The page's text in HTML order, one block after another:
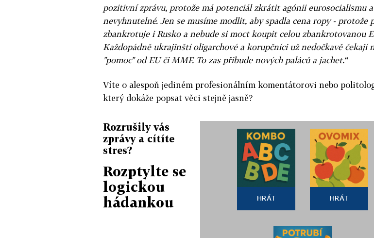
pozitivní zprávu, protože má potenciál zkrátit agónii eurosocialismu
nevyhnutelné. Jen se musíme modlit, aby spadla cena ropy - protože
zbankrotuje i Rusko a nebude si moct koupit celou zbankrotovanou
Každopádně ukrajinští oligarchové a korupčníci už nedočkavě čekají
"pomoc" od EU či MMF. To zas přibude nových paláců a jachet.“
Víte o alespoň jediném profesionálním komentátorovi nebo
který dokáže popsat věci stejně jasně?
Rozrušily vás
zprávy a cítíte
stres?
Rozptylte se
logickou
hádankou
HRÁT HRÁT